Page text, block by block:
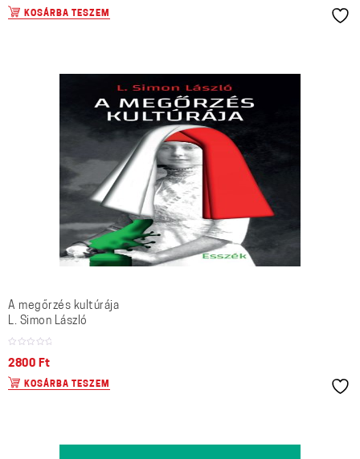
KOSÁRBA TESZEM
A megőrzés kultúrája
L. Simon László
2800 Ft
KOSÁRBA TESZEM